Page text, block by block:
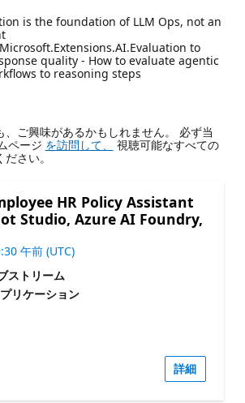
is the foundation of LLM Ops, not an
to
quality - How to evaluate agentic
to reasoning steps
、ご興味があるかもしれません。 必ず当
ページ を訪問して、
視聴可能なすべての
さい。
HR Policy Assistant
Studio, Azure AI Foundry,
午前 (UTC)
ストリーム
リケーション
詳細